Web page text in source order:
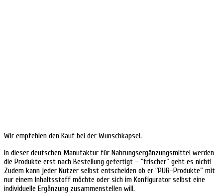
Wir empfehlen den Kauf bei der Wunschkapsel.
In dieser deutschen Manufaktur für Nahrungsergänzungsmittel werden
die Produkte erst nach Bestellung gefertigt – “frischer” geht es nicht!
Zudem kann jeder Nutzer selbst entscheiden ob er “PUR-Produkte” mit
nur einem Inhaltsstoff möchte oder sich im Konfigurator selbst eine
individuelle Ergänzung zusammenstellen will.